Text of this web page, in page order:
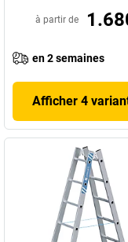
à partir de
en 2 semaines
Afficher 4